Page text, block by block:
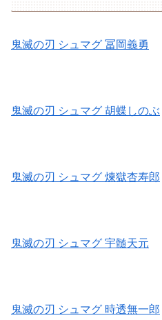
鬼滅の刃 シュマグ 冨岡義勇
鬼滅の刃 シュマグ 胡蝶しのぶ
鬼滅の刃 シュマグ 煉獄杏寿郎
鬼滅の刃 シュマグ 宇髄天元
鬼滅の刃 シュマグ 時透無一郎